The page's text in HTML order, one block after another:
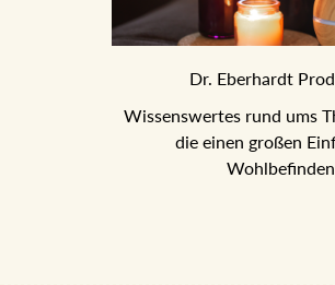
Wissenswertes rund ums
die einen großen